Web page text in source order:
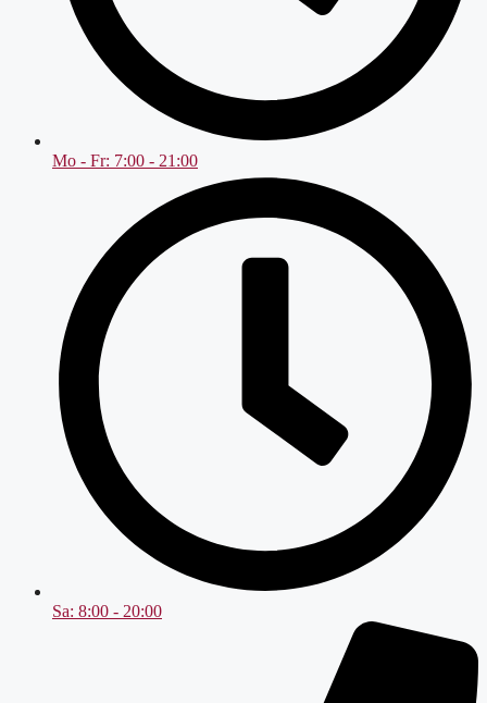
Mo - Fr: 7:00 - 21:00
Sa: 8:00 - 20:00